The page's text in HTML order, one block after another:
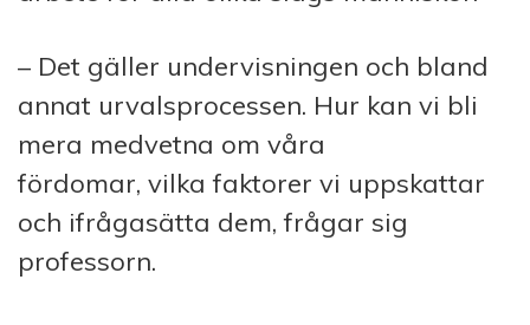
– Det gäller undervisningen och bland
annat urvalsprocessen. Hur kan vi bli
mera medvetna om våra
fördomar, vilka faktorer vi uppskattar
och ifrågasätta dem, frågar sig
professorn.